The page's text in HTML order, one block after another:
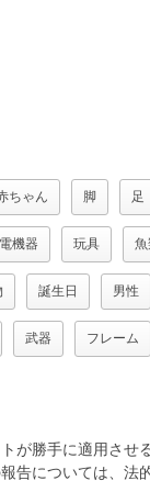
ちゃん 脚 足
機器 玩具 魚
誕生日 男性
武器 フレーム
が勝手に適用させ
告については、法